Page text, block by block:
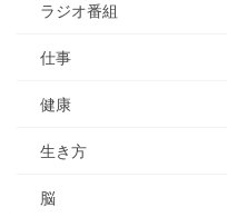
ラジオ番組
仕事
健康
生き方
脳